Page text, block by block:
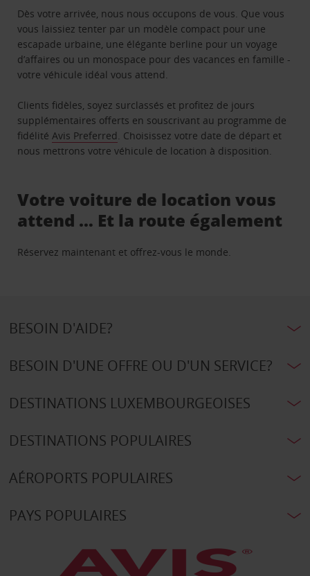
Dès votre arrivée, nous nous occupons de vous. Que vous
vous laissiez tenter par un modèle compact pour une
escapade urbaine, une élégante berline pour un voyage
d’affaires ou un monospace pour des vacances en famille -
votre véhicule idéal vous attend.
Clients fidèles, soyez surclassés et profitez de jours
supplémentaires offerts en souscrivant au programme de
fidélitéAvis Preferred. Choisissez votre date de départ et
nous mettrons votre véhicule de location à disposition.
Votre voiture de location vous
attend … Et la route également
Réservez maintenant et offrez-vous le monde.
BESOIN D'AIDE?
BESOIN D'UNE OFFRE OU D'UN SERVICE?
DESTINATIONS LUXEMBOURGEOISES
DESTINATIONS POPULAIRES
AÉROPORTS POPULAIRES
PAYS POPULAIRES